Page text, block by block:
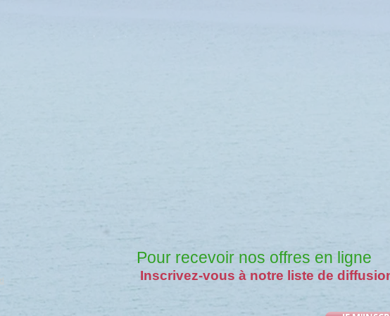
Pour recevoir nos offres en ligne
Inscrivez-vous à notre liste de